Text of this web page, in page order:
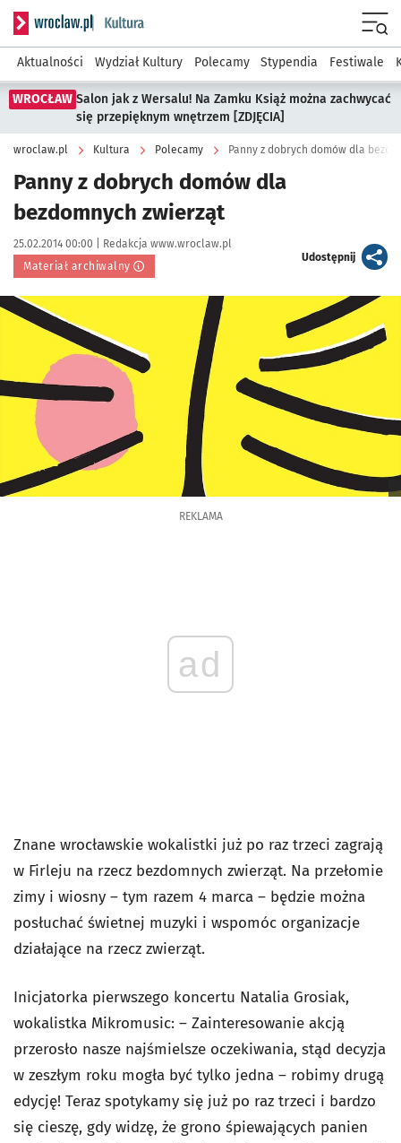
Serwis informacyjny wroclaw.pl podserwis: Kultura
Aktualności Wydział Kultury Polecamy Stypendia Festiwale
WROCŁAW Salon jak z Wersalu! Na Zamku Książ można zachwycać
się przepięknym wnętrzem [ZDJĘCIA]
wroclaw.pl Kultura Polecamy Panny z dobrych domów dla
Panny z dobrych domów dla
bezdomnych zwierząt
Data publikacji:
25.02.2014 00:00 | Autor:
Redakcja www.wroclaw.pl
Materiał archiwalny
Udostępnijartykuł
Kliknij, aby powiększyć
REKLAMA
ad
Znane wrocławskie wokalistki już po raz trzeci zagrają
w Firleju na rzecz bezdomnych zwierząt. Na przełomie
zimy i wiosny – tym razem 4 marca – będzie można
posłuchać świetnej muzyki i wspomóc organizacje
działające na rzecz zwierząt.
Inicjatorka pierwszego koncertu Natalia Grosiak,
wokalistka Mikromusic: – Zainteresowanie akcją
przerosło nasze najśmielsze oczekiwania, stąd decyzja
w zeszłym roku mogła być tylko jedna – robimy drugą
edycję! Teraz spotykamy się już po raz trzeci i bardzo
się cieszę, gdy widzę, że grono śpiewających panien